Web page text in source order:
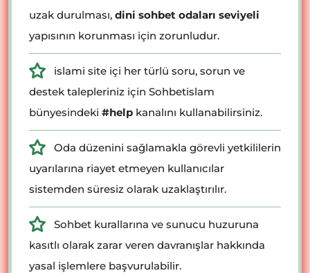
uzak durulması, dini sohbet odaları seviyeli
yapısının korunması için zorunludur.
islami site içi her türlü soru, sorun ve
destek talepleriniz için Sohbetislam
bünyesindeki #help kanalını kullanabilirsiniz.
Oda düzenini sağlamakla görevli yetkililerin
uyarılarına riayet etmeyen kullanıcılar
sistemden süresiz olarak uzaklaştırılır.
Sohbet kurallarına ve sunucu huzuruna
kasıtlı olarak zarar veren davranışlar hakkında
yasal işlemlere başvurulabilir.